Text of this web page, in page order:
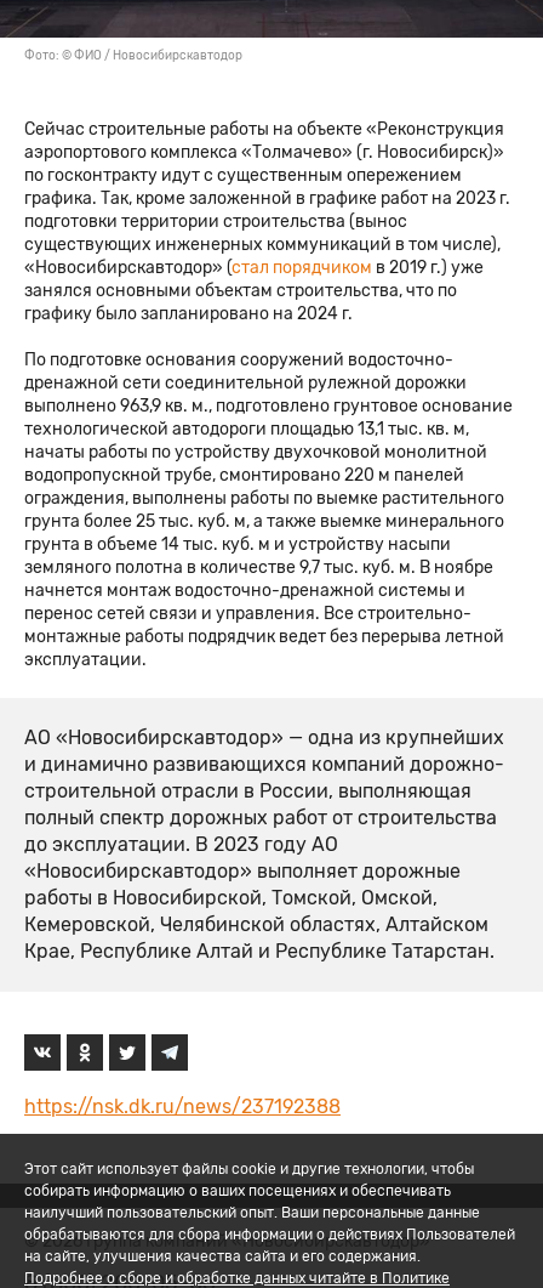
Фото: © ФИО / Новосибирскавтодор
Cейчас строительные работы на объекте «Реконструкция
аэропортового комплекса «Толмачево» (г. Новосибирск)»
по госконтракту идут с существенным опережением
графика. Так, кроме заложенной в графике работ на 2023 г.
подготовки территории строительства (вынос
существующих инженерных коммуникаций в том числе),
«Новосибирскавтодор» (стал порядчиком в 2019 г.) уже
занялся основными объектам строительства, что по
графику было запланировано на 2024 г.
По подготовке основания сооружений водосточно-
дренажной сети соединительной рулежной дорожки
выполнено 963,9 кв. м., подготовлено грунтовое основание
технологической автодороги площадью 13,1 тыс. кв. м,
начаты работы по устройству двухочковой монолитной
водопропускной трубе, смонтировано 220 м панелей
ограждения, выполнены работы по выемке растительного
грунта более 25 тыс. куб. м, а также выемке минерального
грунта в объеме 14 тыс. куб. м и устройству насыпи
земляного полотна в количестве 9,7 тыс. куб. м. В ноябре
начнется монтаж водосточно-дренажной системы и
перенос сетей связи и управления. Все строительно-
монтажные работы подрядчик ведет без перерыва летной
эксплуатации.
АО «Новосибирскавтодор» — одна из крупнейших
и динамично развивающихся компаний дорожно-
строительной отрасли в России, выполняющая
полный спектр дорожных работ от строительства
до эксплуатации. В 2023 году АО
«Новосибирскавтодор» выполняет дорожные
работы в Новосибирской, Томской, Омской,
Кемеровской, Челябинской областях, Алтайском
Крае, Республике Алтай и Республике Татарстан.
https://nsk.dk.ru/news/237192388
© 2026 Группа компаний «Новосибирскавтодор»
Этот сайт использует файлы cookie и другие технологии, чтобы
собирать информацию о ваших посещениях и обеспечивать
наилучший пользовательский опыт. Ваши персональные данные
обрабатываются для сбора информации о действиях Пользователей
на сайте, улучшения качества сайта и его содержания.
Подробнее о сборе и обработке данных читайте в Политике